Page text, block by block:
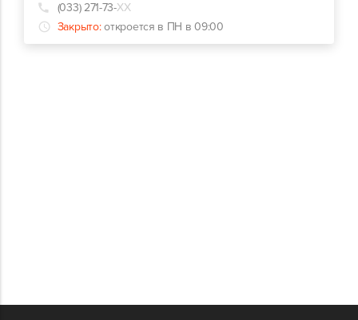
(033) 271-73-ХХ
Закрыто: откроется в ПН в 09:00